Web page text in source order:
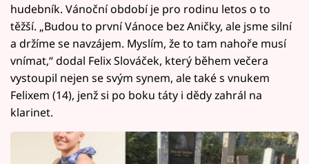
hudebník. Vánoční období je pro rodinu letos o to
těžší. „Budou to první Vánoce bez Aničky, ale jsme silní
a držíme se navzájem. Myslím, že to tam nahoře musí
vnímat,“ dodal Felix Slováček, který během večera
vystoupil nejen se svým synem, ale také s vnukem
Felixem (14), jenž si po boku táty i dědy zahrál na
klarinet.